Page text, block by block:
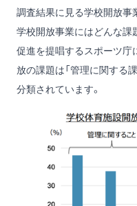
調査結果に見る学校開放事
学校開放事業にはどんな課
促進を提唱するスポーツ庁
放の課題は「管理に関する
分類されています。